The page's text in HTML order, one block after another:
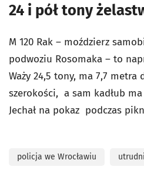
24 i pół tony
M 120 Rak – moździerz
podwoziu Rosomaka – to
Waży 24,5 tony, ma 7,7 metra
szerokości, a sam kadłub ma
Jechał na pokaz podczas
policja we Wrocławiu